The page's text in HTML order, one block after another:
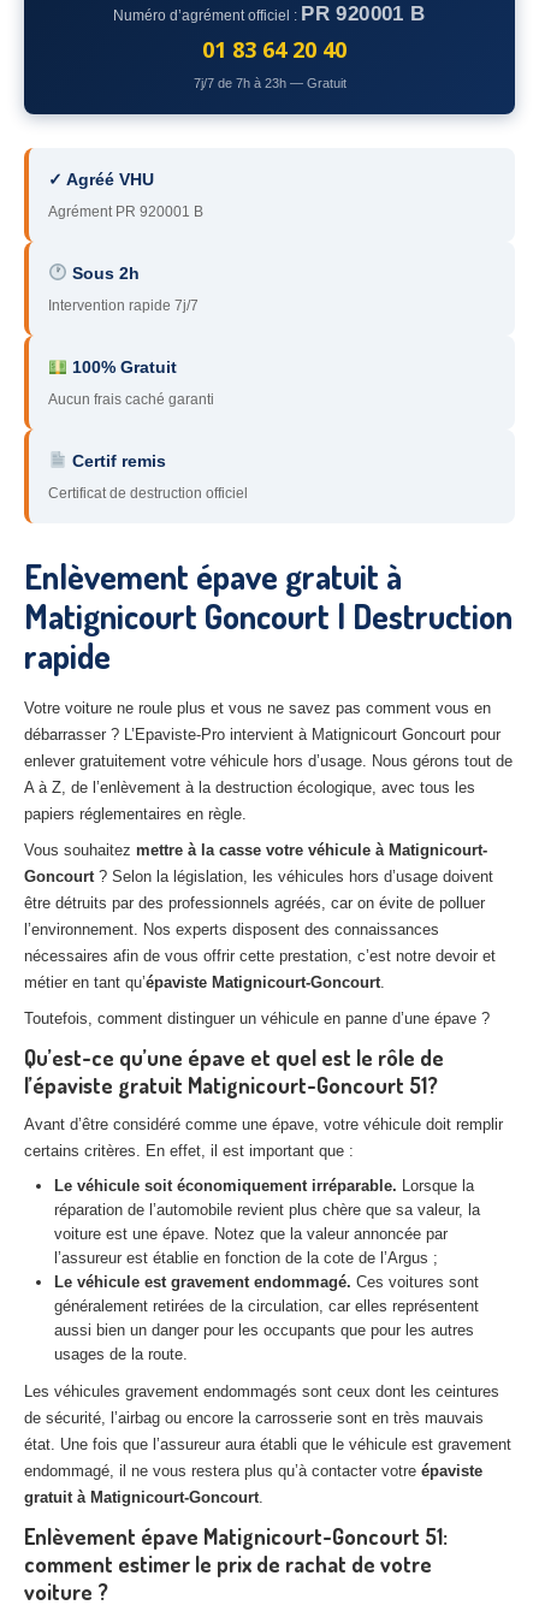
– Yvelines
– Hauts-de-Seine
93– Seine-Saint-Denis
94 – Val-de-Marne
95– Val d’Oise
91 – Essonne
– Yonne
60 – Oise
45 – Loiret
10– Aube
02
Tous les secteurs
CENTREVHU AGRÉE
Centreagréé VHU Paris 75 : casse auto avec destruction
Centreagréé VHU 77 : casse auto avec destruction
Centreagréé VHU 78 : casse auto avec destruction
Centreagréé VHU 91 : casse auto avec destruction
Centre agréé VHU 93 : casse auto avec destruction
Centreagréé VHU 94 : casse auto avec destruction
Centreagréé VHU 95 : casse auto avec destruction
DOCUMENTSÀ JOINDRE
RACHAT VÉHICULES
CONTACT
Numéro d’agrément officiel : PR 920001 B
01 83 64 20 40
7j/7 de 7h à 23h — Gratuit
✓ Agréé VHU
Agrément PR 920001 B
Sous 2h
Intervention rapide 7j/7
100% Gratuit
Aucun frais caché garanti
Certif remis
Certificat de destruction officiel
Enlèvement épave gratuit à
Matignicourt Goncourt | Destruction
rapide
Votre voiture ne roule plus et vous ne savez pas comment vous en
débarrasser ? L’Epaviste-Pro intervient à Matignicourt Goncourt pour
enlever gratuitement votre véhicule hors d’usage. Nous gérons tout de
A à Z, de l’enlèvement à la destruction écologique, avec tous les
papiers réglementaires en règle.
Vous souhaitez mettre à la casse votre véhicule à Matignicourt-
Goncourt? Selon la législation, les véhicules hors d’usage doivent
être détruits par des professionnels agréés, car on évite de polluer
l’environnement. Nos experts disposent des connaissances
nécessaires afin de vous offrir cette prestation, c’est notre devoir et
métier en tant qu’épaviste Matignicourt-Goncourt.
Toutefois, comment distinguer un véhicule en panne d’une épave ?
Qu’est-ce qu’une épave et quel est le rôle de
l’épaviste gratuit Matignicourt-Goncourt 51?
Avant d’être considéré comme une épave, votre véhicule doit remplir
certains critères. En effet, il est important que :
Le véhicule soit économiquement irréparable. Lorsque la
réparation de l’automobile revient plus chère que sa valeur, la
voiture est une épave. Notez que la valeur annoncée par
l’assureur est établie en fonction de la cote de l’Argus ;
Le véhicule est gravement endommagé. Ces voitures sont
généralement retirées de la circulation, car elles représentent
aussi bien un danger pour les occupants que pour les autres
usages de la route.
Les véhicules gravement endommagés sont ceux dont les ceintures
de sécurité, l’airbag ou encore la carrosserie sont en très mauvais
état. Une fois que l’assureur aura établi que le véhicule est gravement
endommagé, il ne vous restera plus qu’à contacter votre épaviste
gratuit à Matignicourt-Goncourt.
Enlèvement épave Matignicourt-Goncourt 51:
comment estimer le prix de rachat de votre
voiture ?